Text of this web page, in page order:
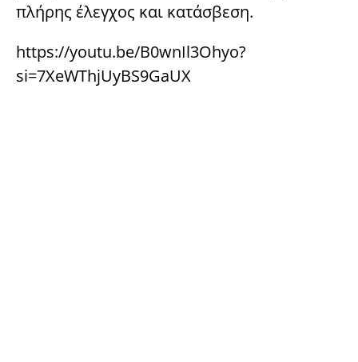
πλήρης έλεγχος και κατάσβεση.
https://youtu.be/B0wnIl3Ohyo?
si=7XeWThjUyBS9GaUX